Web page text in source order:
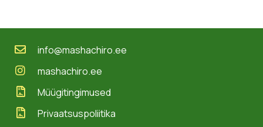
info@mashachiro.ee
mashachiro.ee
Müügitingimused
Privaatsuspoliitika